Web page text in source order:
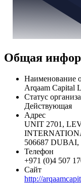
Общая
Наименование
Arqaam Capital
Статус
Действующая
Адрес
UNIT 2701,
506687 DUBAI,
Телефон
+971 (0)4 507
Сайт
http://